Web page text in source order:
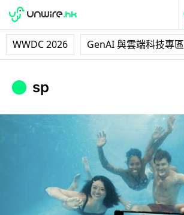
WWDC 2026 GenAI 與雲端科技專區
sp